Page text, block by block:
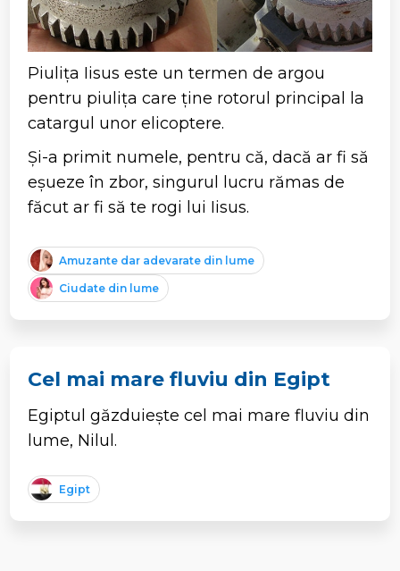
Piulița Iisus este un termen de argou
pentru piulița care ține rotorul principal la
catargul unor elicoptere.
Și-a primit numele, pentru că, dacă ar fi să
eșueze în zbor, singurul lucru rămas de
făcut ar fi să te rogi lui Iisus.
Amuzante dar adevarate din lume
Ciudate din lume
Cel mai mare fluviu din Egipt
Egiptul găzduiește cel mai mare fluviu din
lume, Nilul.
Egipt